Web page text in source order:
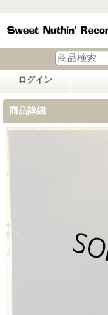
ログイン
商品詳細